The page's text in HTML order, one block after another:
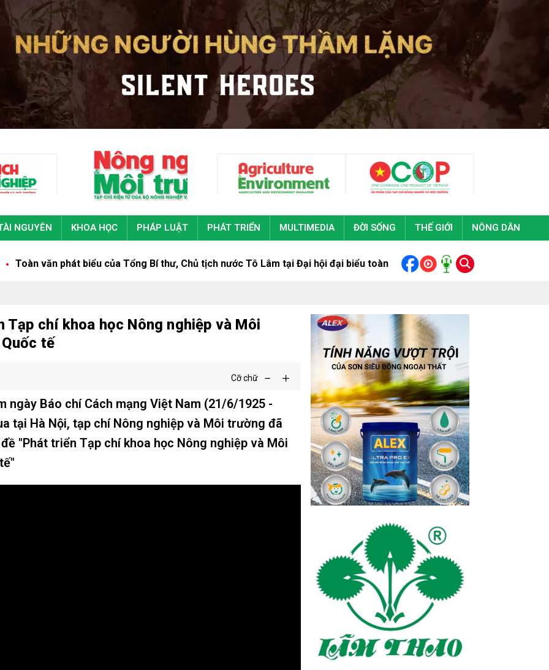
NGUYÊN KHOA HỌC PHÁP LUẬT PHÁT TRIỂN MULTIMEDIA ĐỜI SỐNG THẾ GIỚI NÔNG DÂN
văn phát biểu của Tổng Bí thư, Chủ tịch nước Tô Lâm tại Đại hội đại biểu toàn quốc Đoàn Thanh niên cộng sản Hồ Chí
chí khoa học Nông nghiệp và Môi
tế
Cỡ chữ
ngày Báo chí Cách mạng Việt Nam (21/6/1925 -
tại Hà Nội, tạp chí Nông nghiệp và Môi trường đã
"Phát triển Tạp chí khoa học Nông nghiệp và Môi